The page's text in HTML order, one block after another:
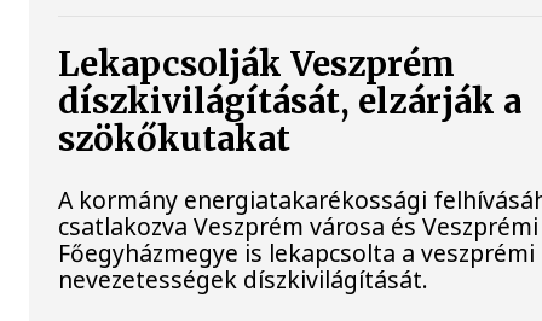
Lekapcsolják Veszprém
díszkivilágítását, elzárják a
szökőkutakat
A kormány energiatakarékossági
csatlakozva Veszprém városa és Veszprémi
Főegyházmegye is lekapcsolta a
nevezetességek díszkivilágítását.